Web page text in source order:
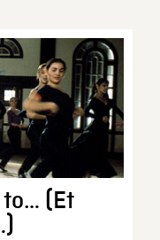
to… (Et